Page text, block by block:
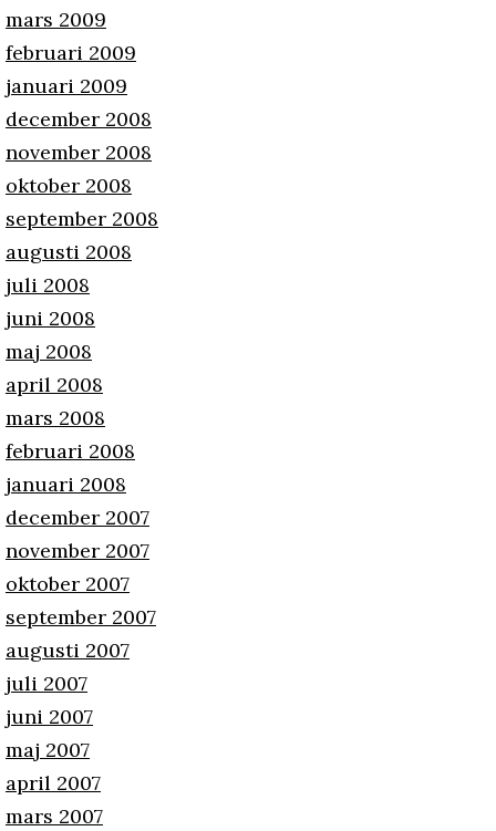
mars 2009
februari 2009
januari 2009
december 2008
november 2008
oktober 2008
september 2008
augusti 2008
juli 2008
juni 2008
maj 2008
april 2008
mars 2008
februari 2008
januari 2008
december 2007
november 2007
oktober 2007
september 2007
augusti 2007
juli 2007
juni 2007
maj 2007
april 2007
mars 2007